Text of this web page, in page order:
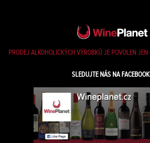
PRODEJ ALKOHOLICKÝCH VÝROBKŮ JE POVOLEN
SLEDUJTE NÁS NA